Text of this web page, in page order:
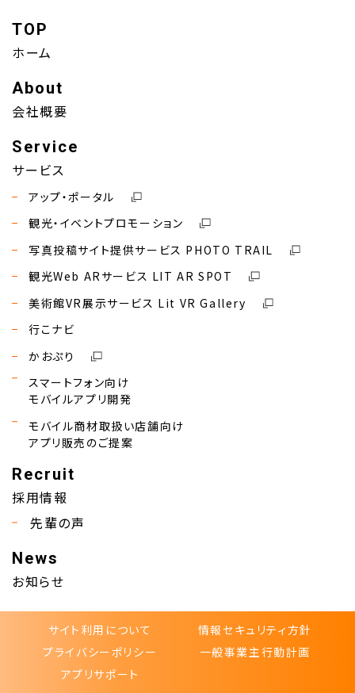
TOP
ホーム
About
会社概要
Service
サービス
アップ・ポータル
観光・イベントプロモーション
写真投稿サイト提供サービス PHOTO TRAIL
観光Web ARサービス LIT AR SPOT
美術館VR展示サービス Lit VR Gallery
行こナビ
かおぷり
スマートフォン向け
モバイルアプリ開発
モバイル商材取扱い店舗向け
アプリ販売のご提案
Recruit
採用情報
先輩の声
News
お知らせ
サイト利用について
情報セキュリティ方針
プライバシーポリシー
一般事業主行動計画
アプリサポート